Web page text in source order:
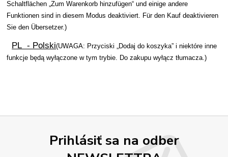
Schaltflächen „Zum Warenkorb hinzufügen“ und einige andere
Funktionen sind in diesem Modus deaktiviert. Für den Kauf deaktivieren
Sie den Übersetzer.)
PL - Polski(UWAGA: Przyciski „Dodaj do koszyka” i niektóre inne
funkcje będą wyłączone w tym trybie. Do zakupu wyłącz tłumacza.)
Prihlásiť sa na odber